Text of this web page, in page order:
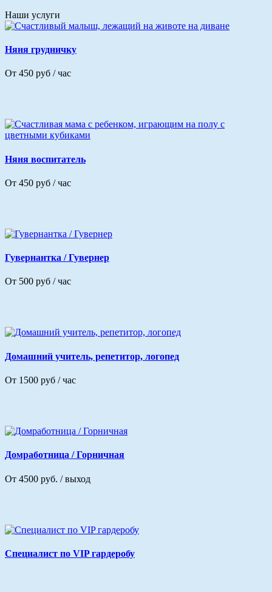
Наши услуги
Няня грудничку
От 450 руб / час
Няня воспитатель
От 450 руб / час
Гувернантка / Гувернер
От 500 руб / час
Домашний учитель, репетитор, логопед
От 1500 руб / час
Домработница / Горничная
От 4500 руб. / выход
Специалист по VIP гардеробу